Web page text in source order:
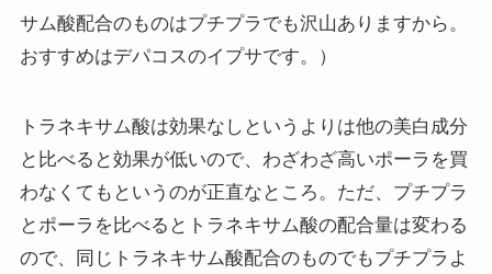
サム酸配合のものはプチプラでも沢山ありますから。
おすすめはデパコスのイプサです。）
トラネキサム酸は効果なしというよりは他の美白成分
と比べると効果が低いので、わざわざ高いポーラを買
わなくてもというのが正直なところ。ただ、プチプラ
とポーラを比べるとトラネキサム酸の配合量は変わる
ので、同じトラネキサム酸配合のものでもプチプラよ